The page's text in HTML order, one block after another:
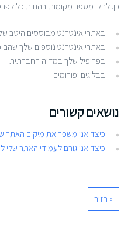
כן. להלן מספר מקומות בהם תוכל
באתרי אינטרנט מבוססים היטב
באתרי אינטרנט נוספים שלך שהם
בפרופיל שלך במדיה החברתית
בבלוגים ופורומים
נושאים קשורים
כיצד אני משפר את מיקום האתר
כיצד אני גורם לעמודי האתר שלי
« חזור